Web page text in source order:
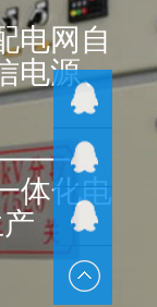
QQ客服
QQ客服
QQ客服
电网自
电源、
体化电